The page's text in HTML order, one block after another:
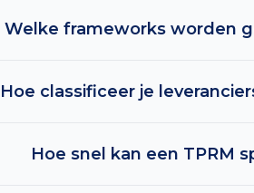
Welke frameworks worden
Hoe classificeer je
Hoe snel kan een TPRM